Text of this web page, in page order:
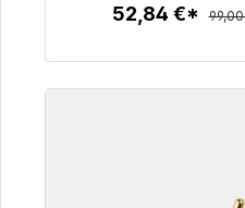
52,84 €*